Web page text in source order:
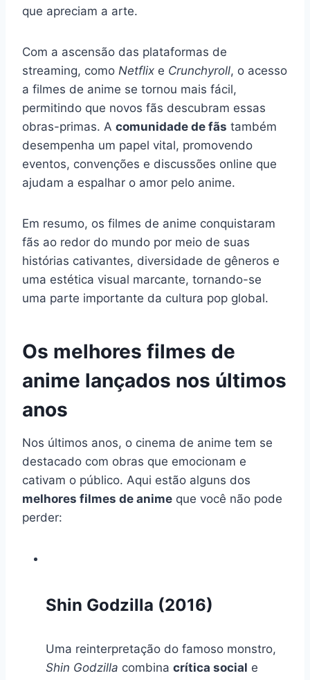
que apreciam a arte.
Com a ascensão das plataformas de
streaming, como Netflix e Crunchyroll, o acesso
a filmes de anime se tornou mais fácil,
permitindo que novos fãs descubram essas
obras-primas. A comunidade de fãs também
desempenha um papel vital, promovendo
eventos, convenções e discussões online que
ajudam a espalhar o amor pelo anime.
Em resumo, os filmes de anime conquistaram
fãs ao redor do mundo por meio de suas
histórias cativantes, diversidade de gêneros e
uma estética visual marcante, tornando-se
uma parte importante da cultura pop global.
Os melhores filmes de
anime lançados nos últimos
anos
Nos últimos anos, o cinema de anime tem se
destacado com obras que emocionam e
cativam o público. Aqui estão alguns dos
melhores filmes de anime que você não pode
perder:
Shin Godzilla (2016)
Uma reinterpretação do famoso monstro,
Shin Godzilla combina crítica social e